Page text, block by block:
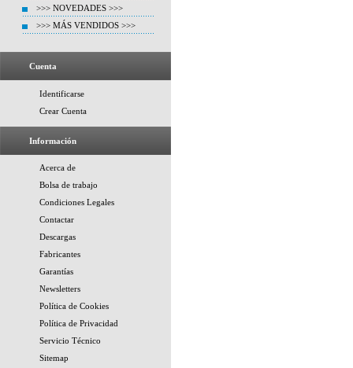
>>> NOVEDADES >>>
>>> MÁS VENDIDOS >>>
Cuenta
Identificarse
Crear Cuenta
Información
Acerca de
Bolsa de trabajo
Condiciones Legales
Contactar
Descargas
Fabricantes
Garantías
Newsletters
Política de Cookies
Política de Privacidad
Servicio Técnico
Sitemap